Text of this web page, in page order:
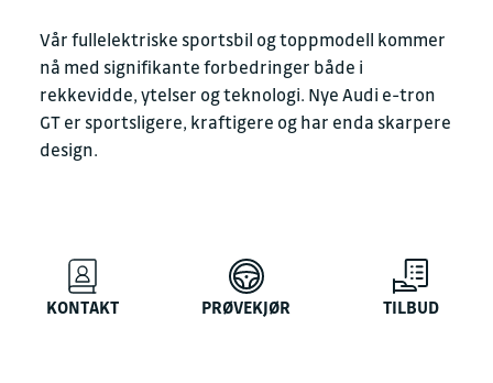
Vår fullelektriske sportsbil og toppmodell kommer
nå med signifikante forbedringer både i
rekkevidde, ytelser og teknologi. Nye Audi e-tron
GT er sportsligere, kraftigere og har enda skarpere
design.
KONTAKT PRØVEKJØR TILBUD